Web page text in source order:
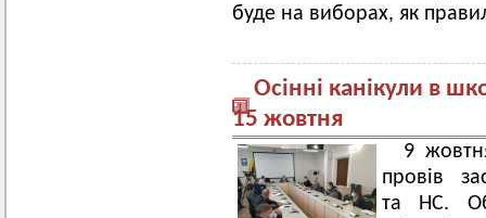
буде на виборах, як
Осінні канікули в
15 жовтня
9
провів
та НС.